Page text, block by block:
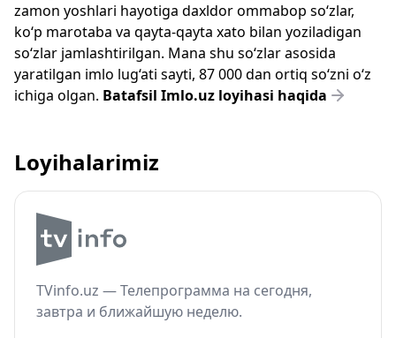
zamon yoshlari hayotiga daxldor ommabop so‘zlar,
ko‘p marotaba va qayta-qayta xato bilan yoziladigan
so‘zlar jamlashtirilgan. Mana shu so‘zlar asosida
yaratilgan imlo lug‘ati sayti, 87 000 dan ortiq so‘zni o‘z
ichiga olgan. Batafsil Imlo.uz loyihasi haqida
Loyihalarimiz
TVinfo.uz — Телепрограмма на сегодня,
завтра и ближайшую неделю.